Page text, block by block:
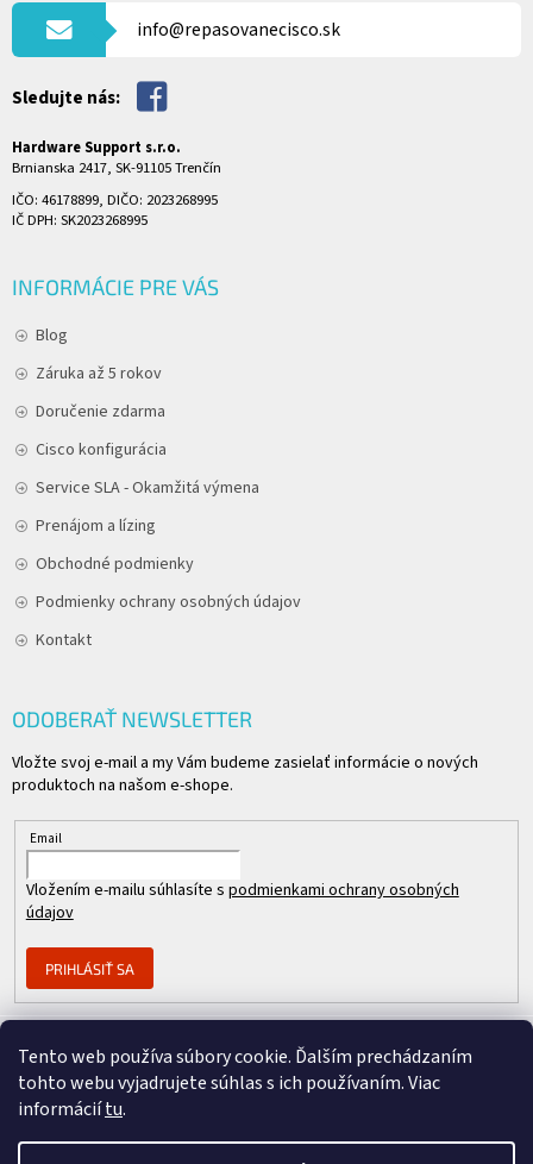
Tento web používa súbory cookie. Ďalším prechádzaním
tohto webu vyjadrujete súhlas s ich používaním. Viac
informáciítu.
info@repasovanecisco.sk
Sledujte nás:
Hardware Support s.r.o.
Brnianska 2417, SK-91105 Trenčín
IČO: 46178899, DIČO: 2023268995
IČ DPH: SK2023268995
INFORMÁCIE PRE VÁS
Blog
Záruka až 5 rokov
Doručenie zdarma
Cisco konfigurácia
Service SLA - Okamžitá výmena
Prenájom a lízing
Obchodné podmienky
Podmienky ochrany osobných údajov
Kontakt
ODOBERAŤ NEWSLETTER
Vložte svoj e-mail a my Vám budeme zasielať informácie o nových
produktoch na našom e-shope.
Email
Vložením e-mailu súhlasíte s podmienkami ochrany osobných
údajov
PRIHLÁSIŤ SA
Člen skupiny